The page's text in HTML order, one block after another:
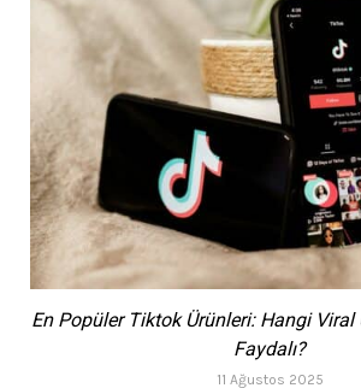
En Popüler Tiktok Ürünleri: Hangi Viral
Faydalı?
11 Ağustos 2025